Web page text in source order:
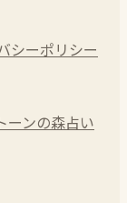
シーポリシー
ーンの森占い